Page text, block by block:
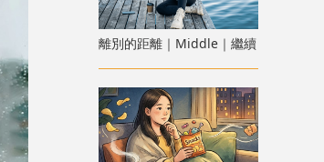
離別的距離｜Middle｜繼續